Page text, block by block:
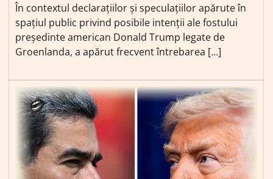
În contextul declarațiilor și speculațiilor apărute în
spațiul public privind posibile intenții ale fostului
președinte american Donald Trump legate de
Groenlanda, a apărut frecvent întrebarea […]